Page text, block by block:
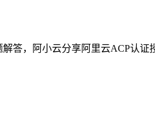
答，阿小云分享阿里云ACP认